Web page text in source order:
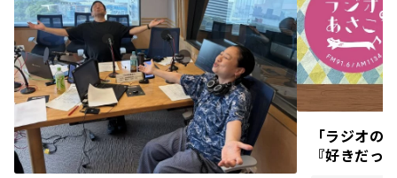
「ラジオの
『好きだっ